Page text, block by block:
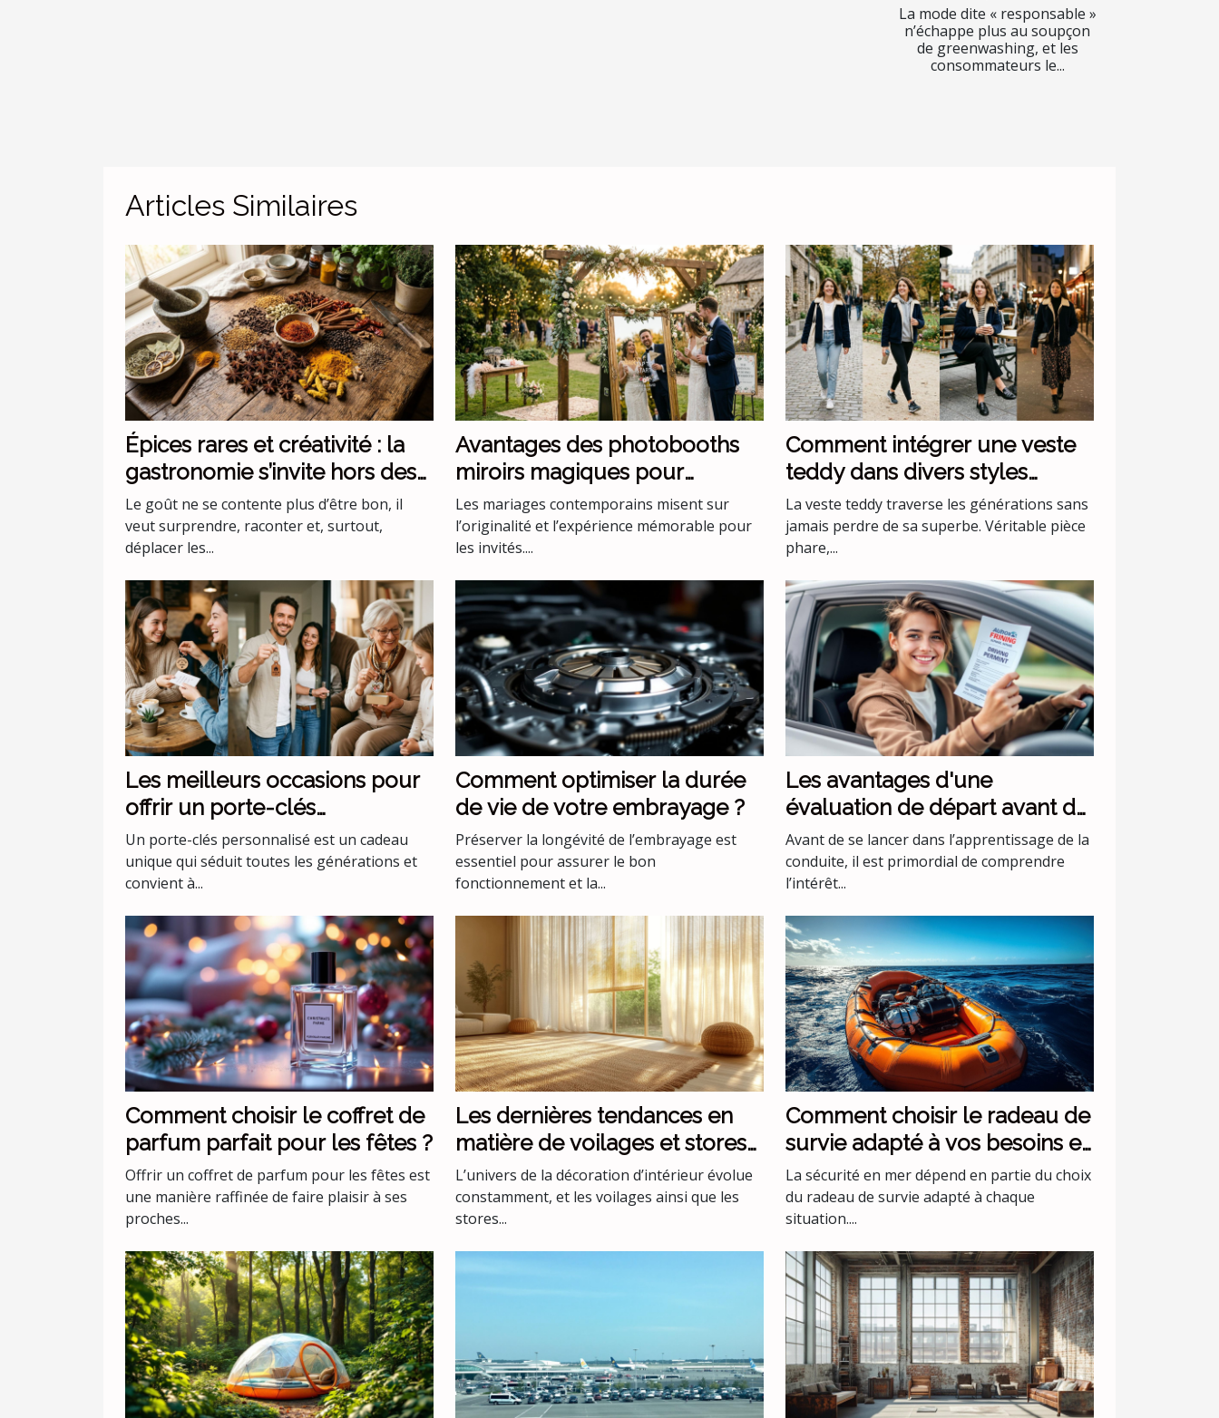
La mode dite « responsable »
n’échappe plus au soupçon
de greenwashing, et les
consommateurs le...
Articles Similaires
Épices rares et créativité : la
gastronomie s’invite hors des
codes
Le goût ne se contente plus d’être bon, il
veut surprendre, raconter et, surtout,
déplacer les...
Avantages des photobooths
miroirs magiques pour
mariages uniques
Les mariages contemporains misent sur
l’originalité et l’expérience mémorable pour
les invités....
Comment intégrer une veste
teddy dans divers styles
vestimentaires ?
La veste teddy traverse les générations sans
jamais perdre de sa superbe. Véritable pièce
phare,...
Les meilleurs occasions pour
offrir un porte-clés
personnalisé
Un porte-clés personnalisé est un cadeau
unique qui séduit toutes les générations et
convient à...
Comment optimiser la durée
de vie de votre embrayage ?
Préserver la longévité de l’embrayage est
essentiel pour assurer le bon
fonctionnement et la...
Les avantages d'une
évaluation de départ avant de
commencer les leçons de
conduite
Avant de se lancer dans l’apprentissage de la
conduite, il est primordial de comprendre
l’intérêt...
Comment choisir le coffret de
parfum parfait pour les fêtes ?
Offrir un coffret de parfum pour les fêtes est
une manière raffinée de faire plaisir à ses
proches...
Les dernières tendances en
matière de voilages et stores
pour intérieurs
L’univers de la décoration d’intérieur évolue
constamment, et les voilages ainsi que les
stores...
Comment choisir le radeau de
survie adapté à vos besoins en
mer ?
La sécurité en mer dépend en partie du choix
du radeau de survie adapté à chaque
situation....